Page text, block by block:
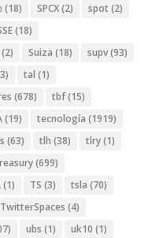
(18) SPCX(2) spot (2)
(18)
(2) Suiza (18) supv(93)
tal (1)
(678) tbf(15)
(19) tecnología (1919)
(63) tlh (38) tlry(1)
(699)
(1) TS (3) tsla (70)
TwitterSpaces (4)
ubs (1) uk10 (1)